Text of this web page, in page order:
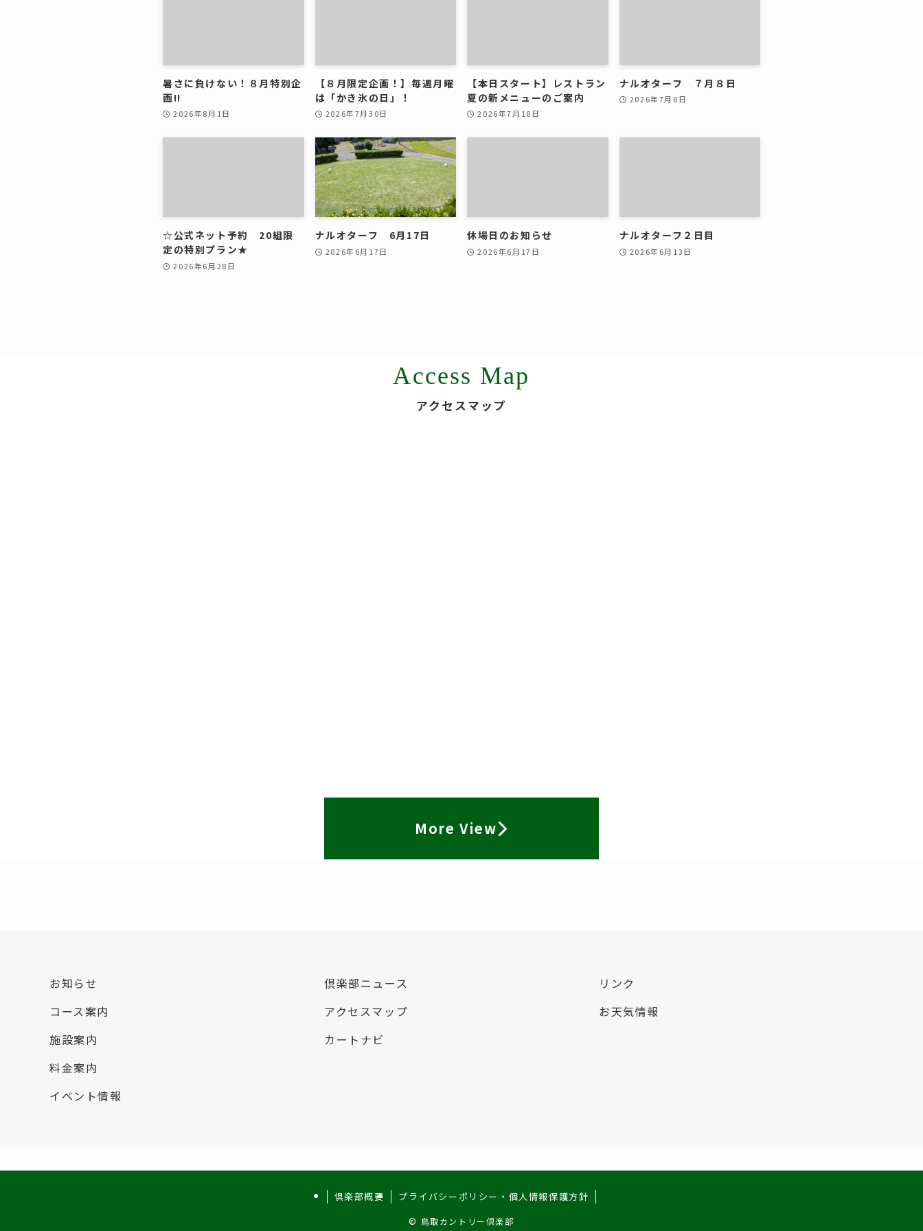
暑さに負けない！８月特別企
画!!
2026年8月1日
【８月限定企画！】毎週月曜
は「かき氷の日」！
2026年7月30日
【本日スタート】レストラン
夏の新メニューのご案内
2026年7月18日
ナルオターフ ７月８日
2026年7月8日
☆公式ネット予約 20組限
定の特別プラン★
2026年6月28日
ナルオターフ 6月17日
2026年6月17日
休場日のお知らせ
2026年6月17日
ナルオターフ２日目
2026年6月13日
Access Map
アクセスマップ
More View
お知らせ
コース案内
施設案内
料金案内
イベント情報
倶楽部ニュース
アクセスマップ
カートナビ
リンク
お天気情報
倶楽部概要 プライバシーポリシー・個人情報保護方針
© 鳥取カントリー倶楽部